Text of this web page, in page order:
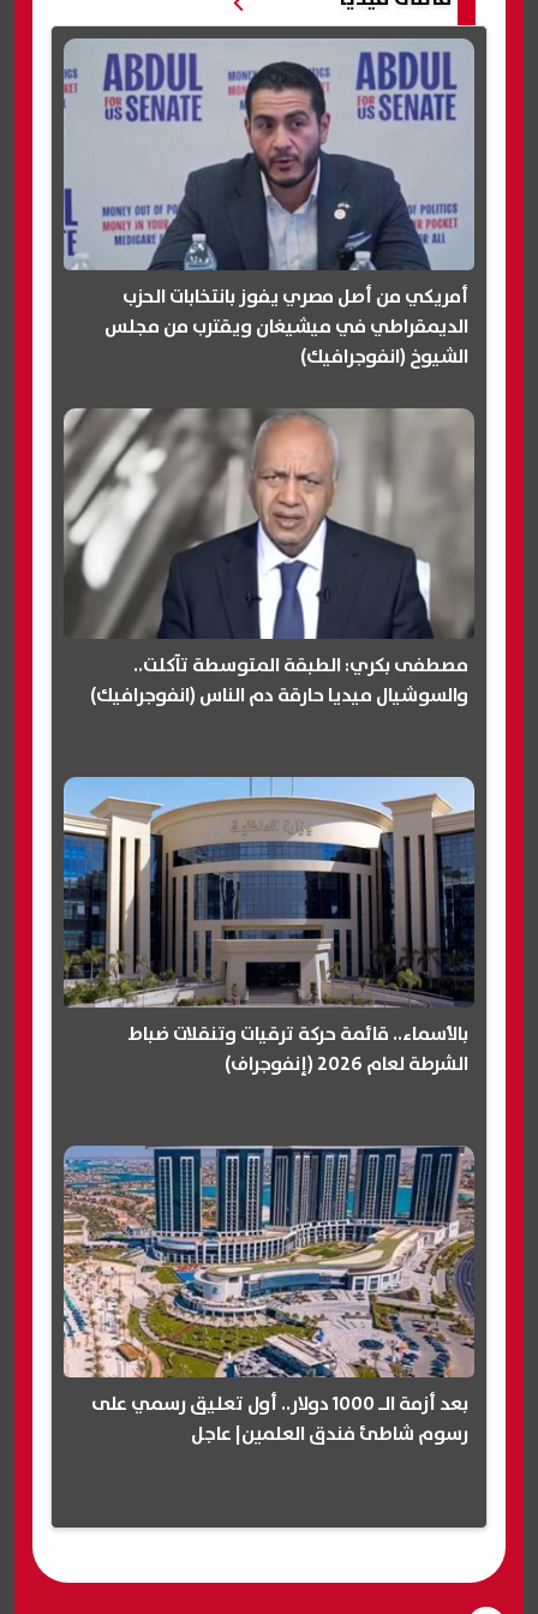
أمريكي من أصل مصري يفوز بانتخابات الحزب
الديمقراطي في ميشيغان ويقترب من مجلس
الشيوخ (انفوجرافيك)
مصطفى بكري: الطبقة المتوسطة تآكلت..
والسوشيال ميديا حارقة دم الناس (انفوجرافيك)
بالأسماء.. قائمة حركة ترقيات وتنقلات ضباط
الشرطة لعام 2026 (إنفوجراف)
بعد أزمة الـ 1000 دولار.. أول تعليق رسمي على
رسوم شاطئ فندق العلمين| عاجل